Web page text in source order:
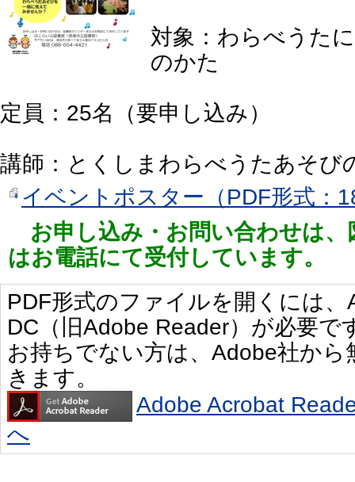
対象：わらべうた
のかた
定員：25名（要申し込み）
講師：とくしまわらべうたあそび
イベントポスター（PDF形式：
お申し込み・お問い合わせは
はお電話にて受付しています。
PDF形式のファイルを開くには
DC（旧Adobe Reader）が必要で
お持ちでない方は、Adobe社か
きます。
Adobe Acrobat
へ